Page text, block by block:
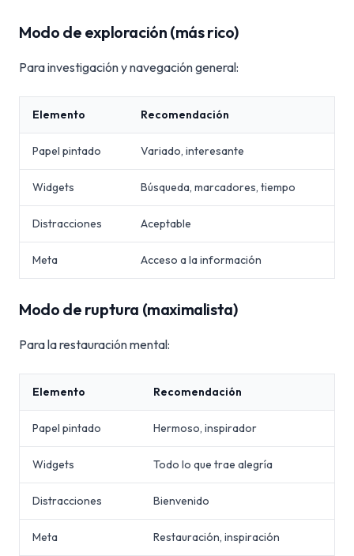
Modo de exploración (más rico)
Para investigación y navegación general:
Elemento Recomendación
Papel pintado Variado, interesante
Widgets Búsqueda, marcadores, tiempo
Distracciones Aceptable
Meta Acceso a la información
Modo de ruptura (maximalista)
Para la restauración mental:
Elemento Recomendación
Papel pintado Hermoso, inspirador
Widgets Todo lo que trae alegría
Distracciones Bienvenido
Meta Restauración, inspiración